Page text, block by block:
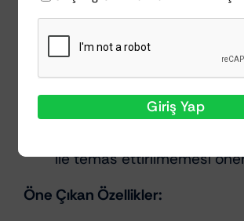
Dairesel hareketlerle yüzeye
Kısa süre kuruması
oluşumu).
Temiz ve kuru bir bez ile
parlatılır.
ile temas ettirilmemesi
Öne Çıkan Özellikler:
Giriş Yap